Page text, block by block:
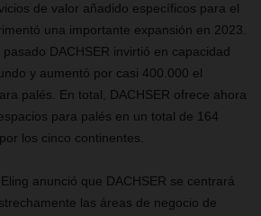
de valor añadido específicos para el
una importante expansión en 2023.
DACHSER invirtió en capacidad
y aumentó por casi 400.000 el
palés. En total, DACHSER ofrece ahora
para palés en un total de 164
los cinco continentes.
anunció que DACHSER se centrará
las áreas de negocio de